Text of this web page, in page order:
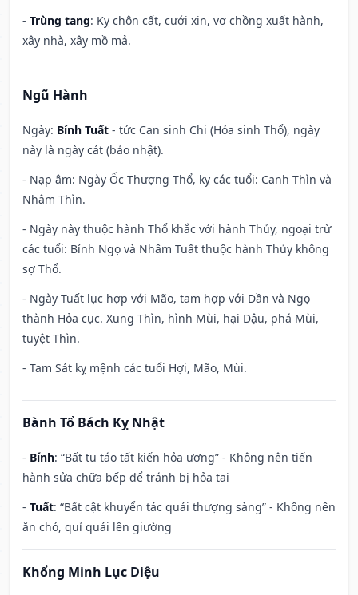
- Trùng tang: Kỵ chôn cất, cưới xin, vợ chồng xuất hành,
xây nhà, xây mồ mả.
Ngũ Hành
Ngày: Bính Tuất - tức Can sinh Chi (Hỏa sinh Thổ), ngày
này là ngày cát (bảo nhật).
- Nạp âm: Ngày Ốc Thượng Thổ, kỵ các tuổi: Canh Thìn và
Nhâm Thìn.
- Ngày này thuộc hành Thổ khắc với hành Thủy, ngoại trừ
các tuổi: Bính Ngọ và Nhâm Tuất thuộc hành Thủy không
sợ Thổ.
- Ngày Tuất lục hợp với Mão, tam hợp với Dần và Ngọ
thành Hỏa cục. Xung Thìn, hình Mùi, hại Dậu, phá Mùi,
tuyệt Thìn.
- Tam Sát kỵ mệnh các tuổi Hợi, Mão, Mùi.
Bành Tổ Bách Kỵ Nhật
- Bính: “Bất tu táo tất kiến hỏa ương” - Không nên tiến
hành sửa chữa bếp để tránh bị hỏa tai
- Tuất: “Bất cật khuyển tác quái thượng sàng” - Không nên
ăn chó, quỉ quái lên giường
Khổng Minh Lục Diệu